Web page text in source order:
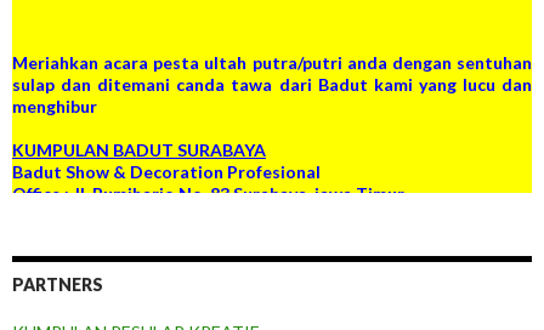
KUMPULAN BADUT SURABAYA
Badut Show & Decoration Profesional
Email : kumpulanbadut.surabaya@gmail.com
Tlp : 081 2339 902 01 / 081 2381 784 11
PIN BB : D91A176B
PARTNERS